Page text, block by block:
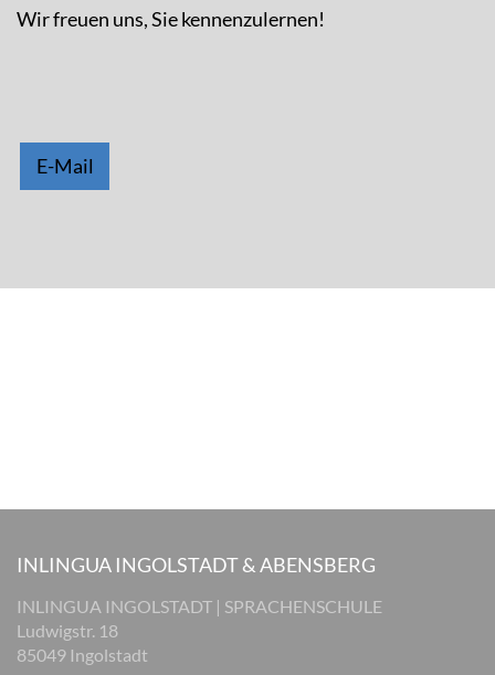
Wir freuen uns, Sie kennenzulernen!
E-Mail
INLINGUA INGOLSTADT & ABENSBERG
INLINGUA INGOLSTADT | SPRACHENSCHULE
Ludwigstr. 18
85049 Ingolstadt